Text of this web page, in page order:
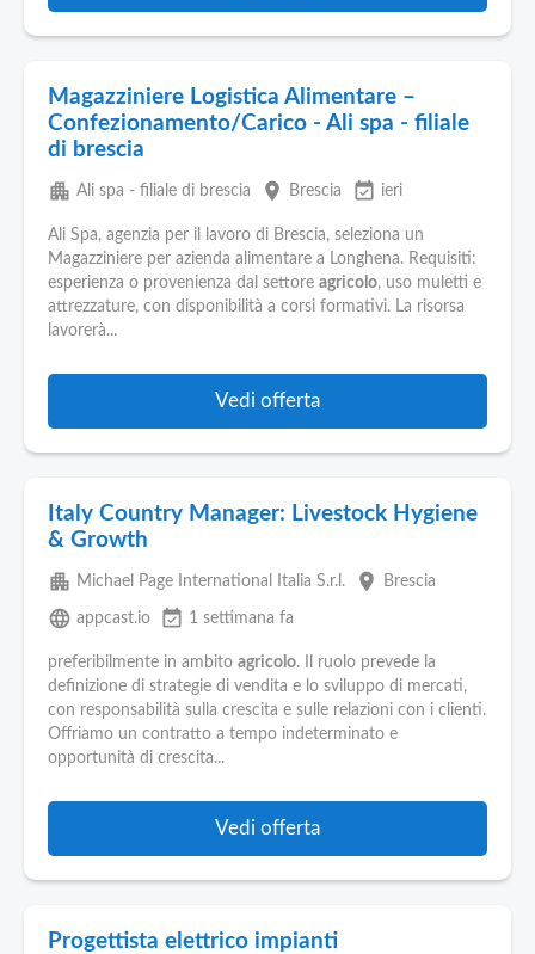
Magazziniere Logistica Alimentare –
Confezionamento/Carico - Ali spa - filiale
di brescia
apartment Ali spa - filiale di brescia place Brescia event_available ieri
Ali Spa, agenzia per il lavoro di Brescia, seleziona un
Magazziniere per azienda alimentare a Longhena. Requisiti:
esperienza o provenienza dal settore agricolo, uso muletti e
attrezzature, con disponibilità a corsi formativi. La risorsa
lavorerà...
Vedi offerta
Italy Country Manager: Livestock Hygiene
& Growth
apartment Michael Page International Italia S.r.l. place Brescia
language appcast.io event_available 1 settimana fa
preferibilmente in ambito agricolo. Il ruolo prevede la
definizione di strategie di vendita e lo sviluppo di mercati,
con responsabilità sulla crescita e sulle relazioni con i clienti.
Offriamo un contratto a tempo indeterminato e
opportunità di crescita...
Vedi offerta
Progettista elettrico impianti